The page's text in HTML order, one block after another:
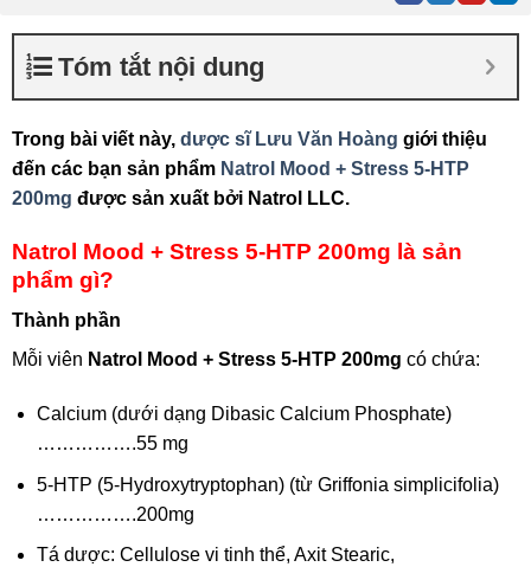
Tóm tắt nội dung
Trong bài viết này, dược sĩ Lưu Văn Hoàng giới thiệu
đến các bạn sản phẩm Natrol Mood + Stress 5-HTP
200mg được sản xuất bởi Natrol LLC.
Natrol Mood + Stress 5-HTP 200mg là sản
phẩm gì?
Thành phần
Mỗi viên Natrol Mood + Stress 5-HTP 200mg có chứa:
Calcium (dưới dạng Dibasic Calcium Phosphate)
…………….55 mg
5-HTP (5-Hydroxytryptophan) (từ Griffonia simplicifolia)
…………….200mg
Tá dược: Cellulose vi tinh thể, Axit Stearic,